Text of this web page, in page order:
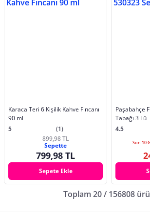
Karaca Teri 6 Kişilik Kahve Fincanı
90 ml
5
(1)
899,98 TL
Sepette
799,98 TL
Sepete Ekle
Paşabahçe
Tabağı 3 Lü
4.5
Son 10
Toplam 20 / 156808